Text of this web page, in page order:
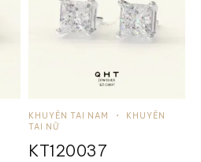
KHUYÊN TAI NAM
KHUYÊN
TAI NỮ
KT120037